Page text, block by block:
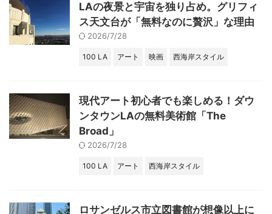
LAの夜景と宇宙を独り占め。グリフィ
ス天文台が「無料なのに贅沢」な理由
2026/7/28
100 LA アート 映画 西海岸スタイル
現代アート初心者でも楽しめる！ダウ
ンタウンLAの無料美術館「The
Broad」
2026/7/28
100 LA アート 西海岸スタイル
ロサンゼルス市立図書館が想像以上に